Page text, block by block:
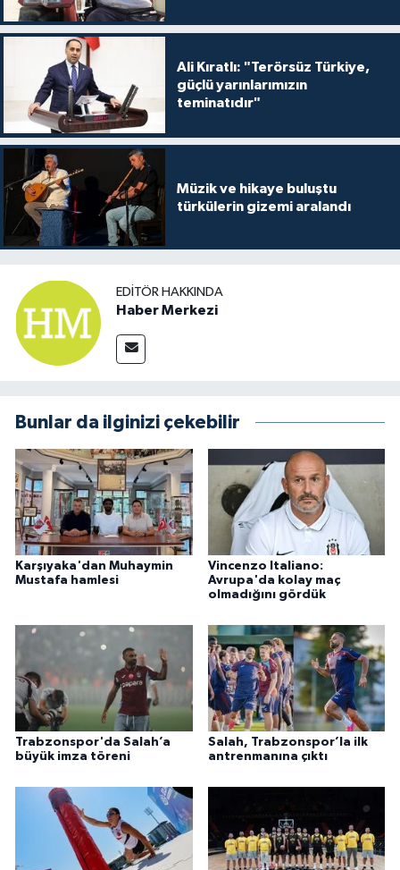
Ali Kıratlı: "Terörsüz Türkiye,
güçlü yarınlarımızın
teminatıdır"
Müzik ve hikaye buluştu
türkülerin gizemi aralandı
EDITÖR HAKKINDA
Haber Merkezi
Bunlar da ilginizi çekebilir
Karşıyaka'dan Muhaymin
Mustafa hamlesi
Vincenzo Italiano:
Avrupa'da kolay maç
olmadığını gördük
Trabzonspor'da Salah’a
büyük imza töreni
Salah, Trabzonspor’la ilk
antrenmanına çıktı